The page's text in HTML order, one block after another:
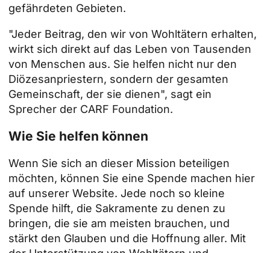
gefährdeten Gebieten.
"Jeder Beitrag, den wir von Wohltätern erhalten,
wirkt sich direkt auf das Leben von Tausenden
von Menschen aus. Sie helfen nicht nur den
Diözesanpriestern, sondern der gesamten
Gemeinschaft, der sie dienen", sagt ein
Sprecher der CARF Foundation.
Wie Sie helfen können
Wenn Sie sich an dieser Mission beteiligen
möchten, können Sie eine Spende machen hier
auf unserer Website. Jede noch so kleine
Spende hilft, die Sakramente zu denen zu
bringen, die sie am meisten brauchen, und
stärkt den Glauben und die Hoffnung aller. Mit